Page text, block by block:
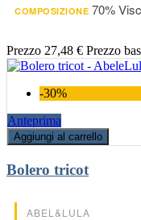
COMPOSIZIONE 70%
Prezzo 27,48 € Prezzo
-30%
Anteprima
Aggiungi al carrello
Bolero tricot
ABEL&LULA